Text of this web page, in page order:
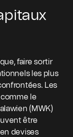
faire sortir
les plus
Les
le
(MWK)
être
devises